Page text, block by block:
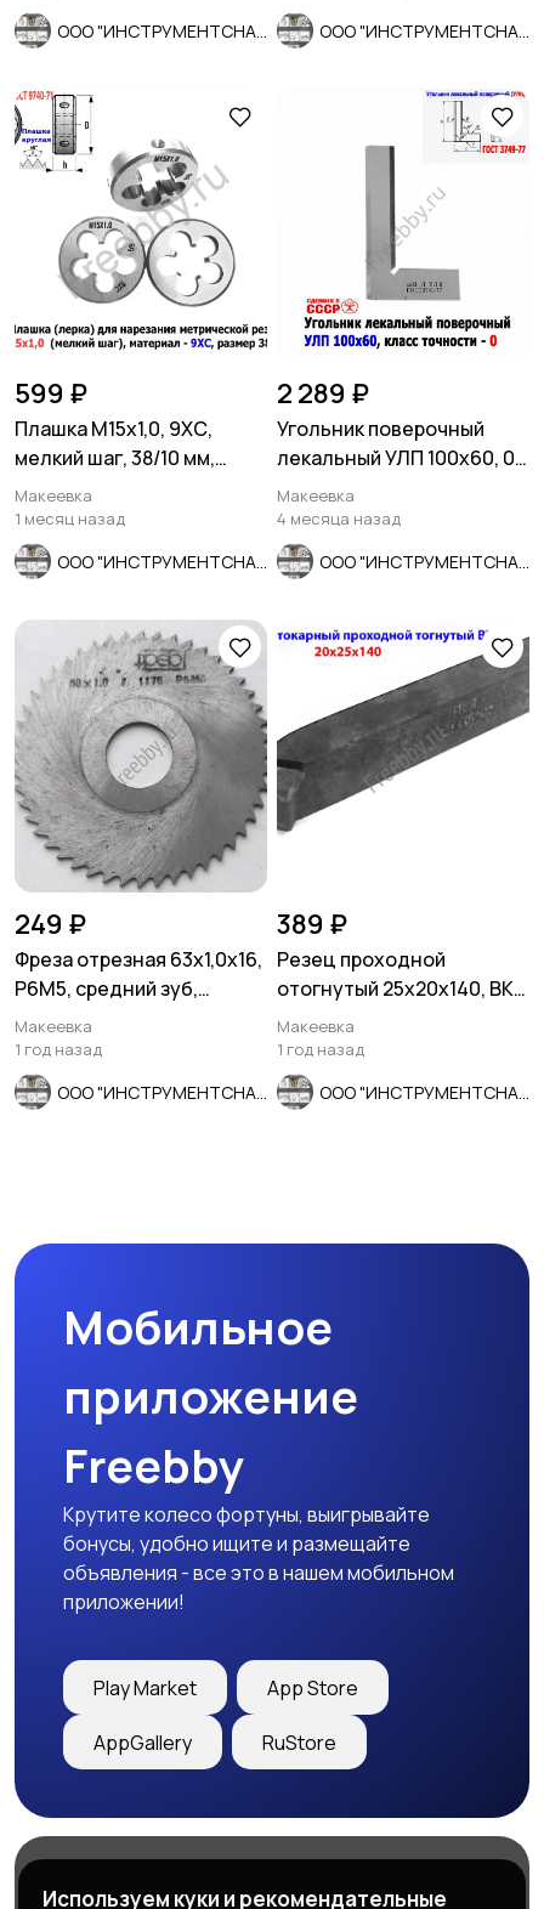
599 ₽
Плашка М15х1,0, 9ХС,
мелкий шаг, 38/10 мм,
ГОСТ 7740-71.
Макеевка
1 месяц назад
2 289 ₽
Угольник поверочный
лекальный УЛП 100х60, 0
кл точн, угол 90 гр, СССР.
Макеевка
4 месяца назад
249 ₽
Фреза отрезная 63х1,0х16,
Р6М5, средний зуб,
Z40, тип 2, 2254-1176, ГО
Макеевка
1 год назад
389 ₽
Резец проходной
отогнутый 25х20х140, ВК8,
2102-0029, ГОСТ 18877-73.
Макеевка
1 год назад
Мобильное
приложение
Freebby
Крутите колесо фортуны, выигрывайте
бонусы, удобно ищите и размещайте
объявления - все это в нашем мобильном
приложении!
Play Market App Store
AppGallery RuStore
Используем куки и рекомендательные